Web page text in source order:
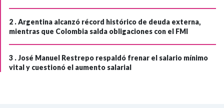
2 .Argentina alcanzó récord histórico de deuda externa,
mientras que Colombia salda obligaciones con el FMI
3 .José Manuel Restrepo respaldó frenar el salario mínimo
vital y cuestionó el aumento salarial